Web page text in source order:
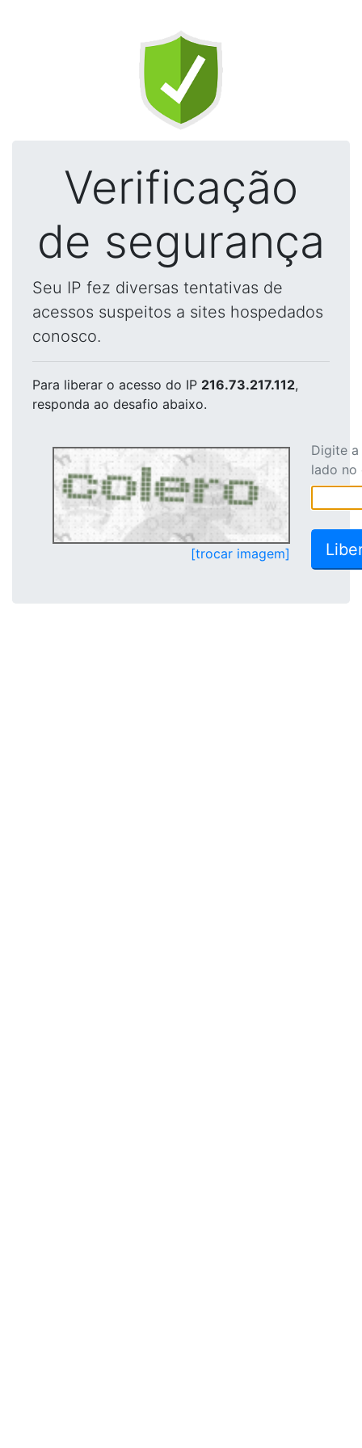
Verificação
de segurança
Seu IP fez diversas tentativas de
acessos suspeitos a sites hospedados
conosco.
Para liberar o acesso do IP 216.73.217.112,
responda ao desafio abaixo.
[trocar imagem]
Digite
lado no